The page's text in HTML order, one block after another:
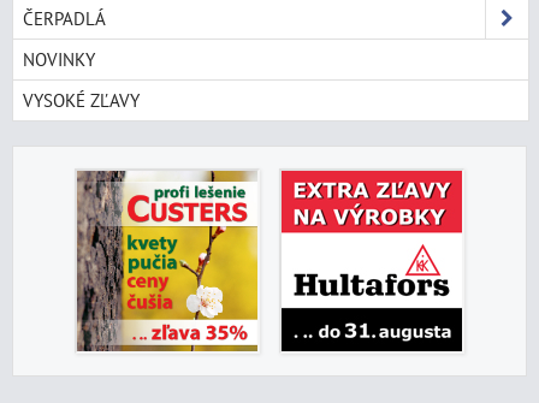
ČERPADLÁ
NOVINKY
VYSOKÉ ZĽAVY